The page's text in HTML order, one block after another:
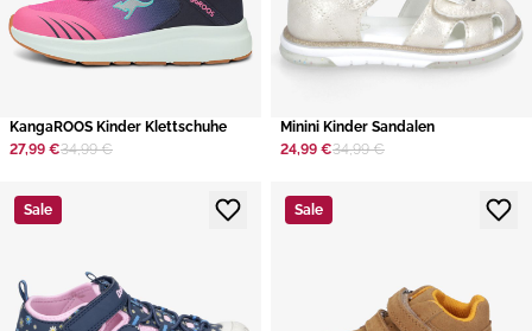
KangaROOS Kinder Klettschuhe
27,99 €34,99 €
Minini Kinder Sandalen
24,99 €34,99 €
Sale Sale